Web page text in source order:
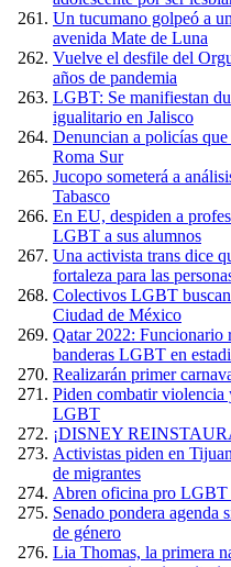
Un tucumano golpeó a
avenida Mate de Luna
Vuelve el desfile del
años de pandemia
LGBT: Se manifiestan
igualitario en Jalisco
Denuncian a policías
Roma Sur
Jucopo someterá a
Tabasco
En EU, despiden a
LGBT a sus alumnos
Una activista trans dice
fortaleza para las
Colectivos LGBT
Ciudad de México
Qatar 2022: Funcionario
banderas LGBT en
Realizarán primer
Piden combatir violencia
LGBT
¡DISNEY
Activistas piden en
de migrantes
Abren oficina pro LGBT
Senado pondera agenda
de género
Lia Thomas, la primera